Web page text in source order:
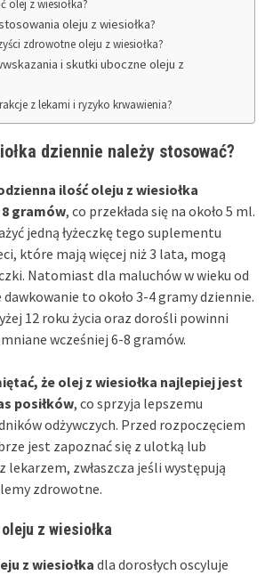
olej z wiesiołka?
oleju z wiesiołka?
zdrowotne oleju z wiesiołka?
i skutki uboczne oleju z
z lekami i ryzyko krwawienia?
dziennie należy stosować?
ilość oleju z wiesiołka
8 gramów, co przekłada się na około 5 ml.
jedną łyżeczkę tego suplementu
które mają więcej niż 3 lata, mogą
Natomiast dla maluchów w wieku od
to około 3-4 gramy dziennie.
12 roku życia oraz dorośli powinni
wcześniej 6-8 gramów.
że olej z wiesiołka najlepiej jest
posiłków, co sprzyja lepszemu
odżywczych. Przed rozpoczęciem
jest zapoznać się z ulotką lub
lekarzem, zwłaszcza jeśli występują
zdrowotne.
z wiesiołka
z wiesiołka dla dorosłych oscyluje